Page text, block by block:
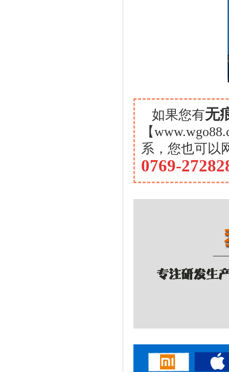
如果您有无
【
系，您也可以
0769-